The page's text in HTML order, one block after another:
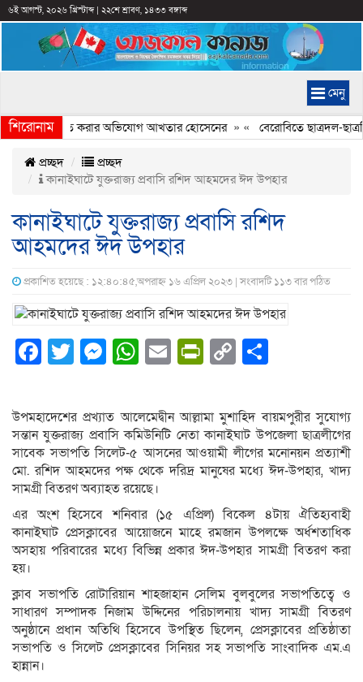
৬ই আগস্ট, ২০২৬ খ্রিস্টাব্দ| ২২শে শ্রাবণ, ১৪৩৩ বঙ্গাব্দ
মেনু
শিরোনাম
ইতিহাস বিকৃত করার অভিযোগ আখতার হোসেনের» « বেরোবিতে ছাত্রদল-
প্রচ্ছদ
প্রচ্ছদ
কানাইঘাটে যুক্তরাজ্য প্রবাসি রশিদ আহমদের ঈদ উপহার
কানাইঘাটে যুক্তরাজ্য প্রবাসি রশিদ
আহমদের ঈদ উপহার
প্রকাশিত হয়েছে : ১২:৪০:৪৫,অপরাহ্ন ১৬ এপ্রিল ২০২৩ | সংবাদটি ১১৩ বার পঠিত
Facebook
Twitter
Messenger
WhatsApp
EmailPrintFriendly
Copy
উপমহাদেশের প্রখ্যাত আলেমেদ্বীন আল্লামা মুশাহিদ বায়মপুরীর সুযোগ্য
সন্তান যুক্তরাজ্য প্রবাসি কমিউনিটি নেতা কানাইঘাট উপজেলা ছাত্রলীগের
সাবেক সভাপতি সিলেট-৫ আসনের আওয়ামী লীগের মনোনয়ন প্রত্যাশী
মো. রশিদ আহমদের পক্ষ থেকে দরিদ্র মানুষের মধ্যে ঈদ-উপহার, খাদ্য
সামগ্রী বিতরণ অব্যাহত রয়েছে।
এর অংশ হিসেবে শনিবার (১৫ এপ্রিল) বিকেল ৪টায় ঐতিহ্যবাহী
কানাইঘাট প্রেসক্লাবের আয়োজনে মাহে রমজান উপলক্ষে অর্ধশতাধিক
অসহায় পরিবারের মধ্যে বিভিন্ন প্রকার ঈদ-উপহার সামগ্রী বিতরণ করা
হয়।
ক্লাব সভাপতি রোটারিয়ান শাহজাহান সেলিম বুলবুলের সভাপতিত্বে ও
সাধারণ সম্পাদক নিজাম উদ্দিনের পরিচালনায় খাদ্য সামগ্রী বিতরণ
অনুষ্ঠানে প্রধান অতিথি হিসেবে উপস্থিত ছিলেন, প্রেসক্লাবের প্রতিষ্ঠাতা
সভাপতি ও সিলেট প্রেসক্লাবের সিনিয়র সহ সভাপতি সাংবাদিক এম.এ
হান্নান।